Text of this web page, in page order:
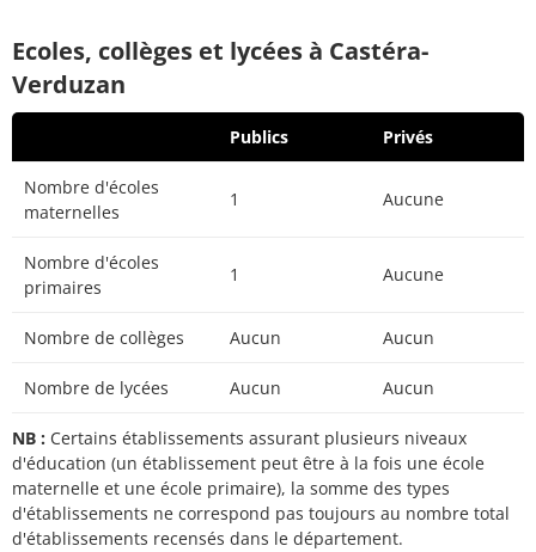
Ecoles, collèges et lycées à Castéra-
Verduzan
Publics Privés
Nombre d'écoles
maternelles
1 Aucune
Nombre d'écoles
primaires
1 Aucune
Nombre de collèges Aucun Aucun
Nombre de lycées Aucun Aucun
NB : Certains établissements assurant plusieurs niveaux
d'éducation (un établissement peut être à la fois une école
maternelle et une école primaire), la somme des types
d'établissements ne correspond pas toujours au nombre total
d'établissements recensés dans le département.